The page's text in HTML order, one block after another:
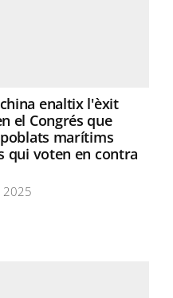
enaltix l'èxit
el Congrés que
marítims
qui voten en contra
2025